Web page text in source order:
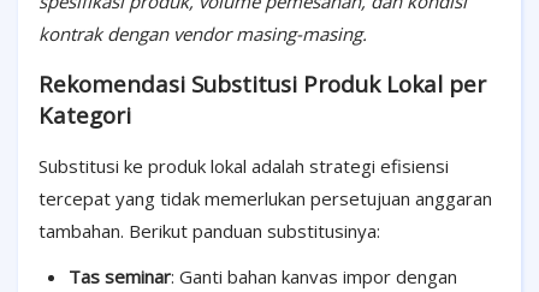
kontrak dengan vendor masing-masing.
Rekomendasi Substitusi Produk Lokal per
Kategori
Substitusi ke produk lokal adalah strategi efisiensi
tercepat yang tidak memerlukan persetujuan anggaran
tambahan. Berikut panduan substitusinya:
Tas seminar: Ganti bahan kanvas impor dengan